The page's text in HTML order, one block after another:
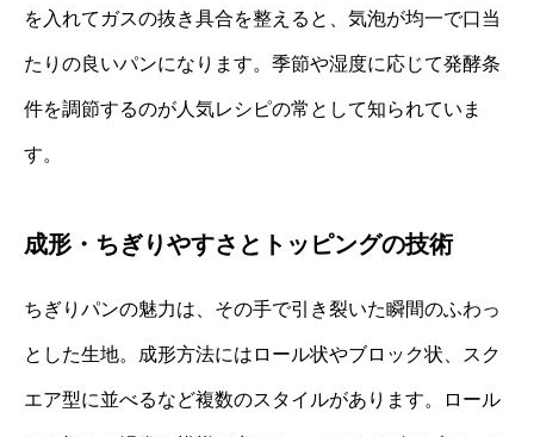
を入れてガスの抜き具合を整えると、気泡が均一で口当
たりの良いパンになります。季節や湿度に応じて発酵条
件を調節するのが人気レシピの常として知られていま
す。
成形・ちぎりやすさとトッピングの技術
ちぎりパンの魅力は、その手で引き裂いた瞬間のふわっ
とした生地。成形方法にはロール状やブロック状、スク
エア型に並べるなど複数のスタイルがあります。ロール